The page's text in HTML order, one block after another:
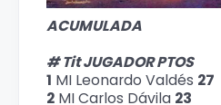
ACUMULADA
# Tit JUGADOR PTOS
1 MI Leonardo Valdés 27
2 MI Carlos Dávila 23